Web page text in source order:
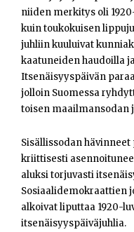
niiden merkitys oli
kuin toukokuisen
juhliin kuuluivat
kaatuneiden haudoilla
Itsenäisyyspäivän
jolloin Suomessa
toisen maailmansodan
Sisällissodan
kriittisesti
aluksi torjuvasti
Sosiaalidemokraattien
alkoivat liputtaa 1920-
itsenäisyyspäiväjuhlia.